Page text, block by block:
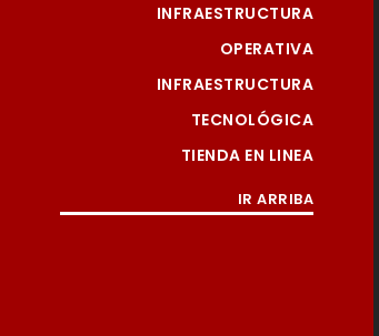
INFRAESTRUCTURA
OPERATIVA
INFRAESTRUCTURA
TECNOLÓGICA
TIENDA EN LINEA
IR ARRIBA